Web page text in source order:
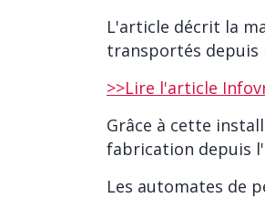
L'article décrit la
transportés depuis
>>Lire l'article
Grâce à cette
fabrication depuis
Les automates de